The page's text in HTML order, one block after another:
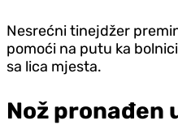
Nesrećni tinejdžer
pomoći na putu ka
sa lica mjesta.
Nož pronađen